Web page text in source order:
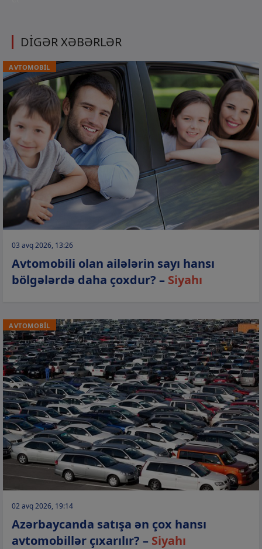
DİGƏR XƏBƏRLƏR
AVTOMOBİL
03 avq 2026, 13:26
Avtomobili olan ailələrin sayı hansı
bölgələrdə daha çoxdur? – Siyahı
AVTOMOBİL
02 avq 2026, 19:14
Azərbaycanda satışa ən çox hansı
avtomobillər çıxarılır? – Siyahı